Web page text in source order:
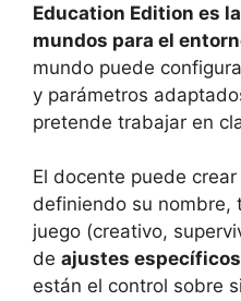
Education Edition es
mundos para el
mundo puede
y parámetros
pretende trabajar en
El docente puede
definiendo su nombre,
juego (creativo,
de ajustes
están el control sobre